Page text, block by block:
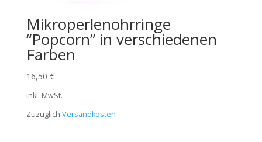
Mikroperlenohrringe
“Popcorn” in verschiedenen
Farben
16,50 €
inkl. MwSt.
Zuzüglich Versandkosten